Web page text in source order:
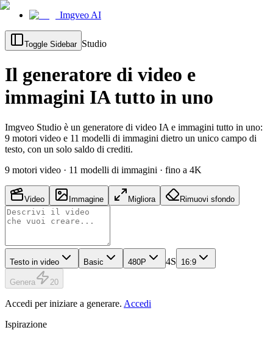
Imgveo AI
Toggle Sidebar Studio
Il generatore di video e
immagini IA tutto in uno
Imgveo Studio è un generatore di video IA e immagini tutto in uno:
9 motori video e 11 modelli di immagini dietro un unico campo di
testo, con un solo saldo di crediti.
9 motori video · 11 modelli di immagini · fino a 4K
Video Immagine Migliora Rimuovi sfondo
Testo in video Basic 480P 4S 16:9
Genera 20
Accedi per iniziare a generare. Accedi
Ispirazione